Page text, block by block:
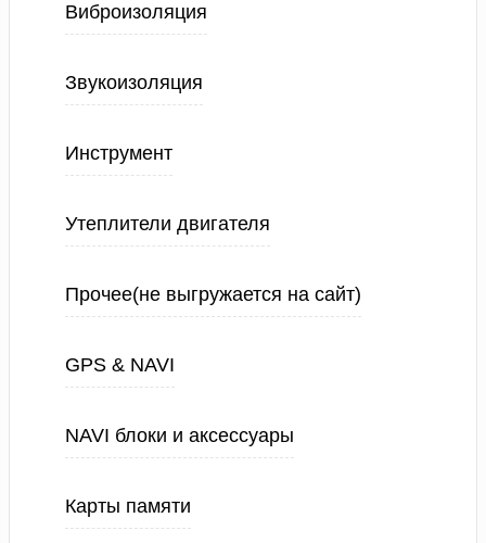
Виброизоляция
Звукоизоляция
Инструмент
Утеплители двигателя
Прочее(не выгружается на сайт)
GPS & NAVI
NAVI блоки и аксессуары
Карты памяти